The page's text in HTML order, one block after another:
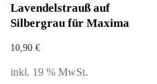
Lavendelstrauß auf
Silbergrau für Maxima
10,90 €
inkl. 19 % MwSt.